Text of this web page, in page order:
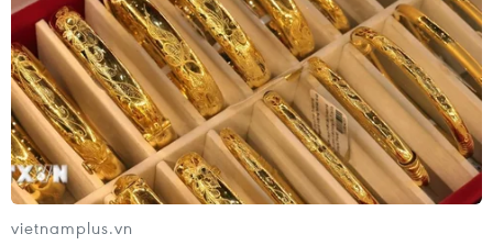
vững
09/08/2026 02:40
Xaysomphone Phomvihane - nhà
lãnh đạo vun đắp cho mối quan hệ
hữu nghị Việt-Lào
09/08/2026 01:21
vietnamplus.vn